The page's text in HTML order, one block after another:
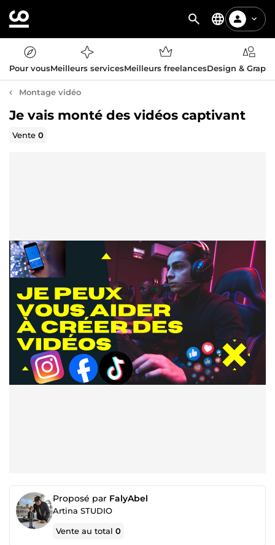
Pour vousMeilleurs servicesMeilleurs freelancesDesign &
Montage vidéo
Je vais monté des vidéos captivant
Vente0
Proposé par FalyAbel
Artina STUDIO
Vente au total0